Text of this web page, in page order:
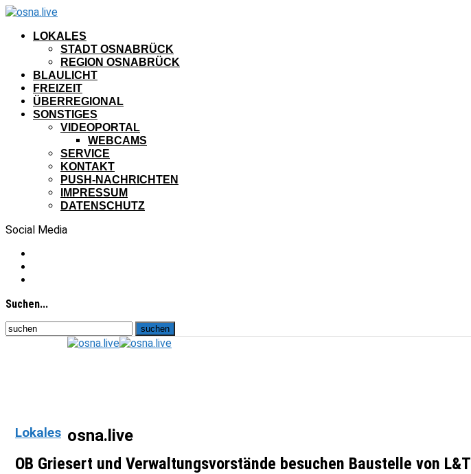
LOKALES
STADT OSNABRÜCK
REGION OSNABRÜCK
BLAULICHT
FREIZEIT
ÜBERREGIONAL
SONSTIGES
VIDEOPORTAL
WEBCAMS
SERVICE
KONTAKT
PUSH-NACHRICHTEN
IMPRESSUM
DATENSCHUTZ
Social Media
Suchen...
osna.live
Lokales
OB Griesert und Verwaltungsvorstände besuchen Baustelle von L&T